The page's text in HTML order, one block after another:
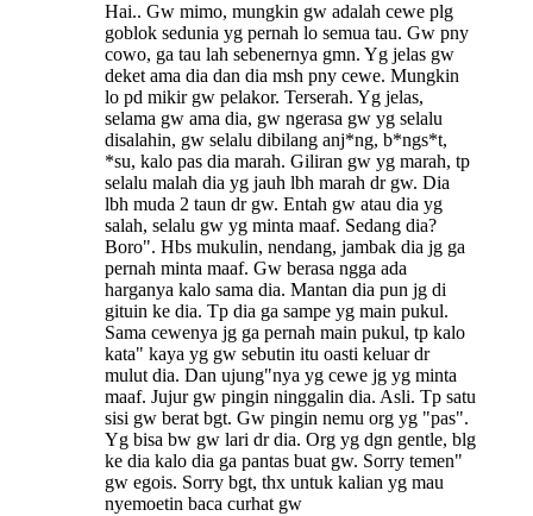
Hai.. Gw mimo, mungkin gw adalah cewe plg
goblok sedunia yg pernah lo semua tau. Gw pny
cowo, ga tau lah sebenernya gmn. Yg jelas gw
deket ama dia dan dia msh pny cewe. Mungkin
lo pd mikir gw pelakor. Terserah. Yg jelas,
selama gw ama dia, gw ngerasa gw yg selalu
disalahin, gw selalu dibilang anj*ng, b*ngs*t,
*su, kalo pas dia marah. Giliran gw yg marah, tp
selalu malah dia yg jauh lbh marah dr gw. Dia
lbh muda 2 taun dr gw. Entah gw atau dia yg
salah, selalu gw yg minta maaf. Sedang dia?
Boro". Hbs mukulin, nendang, jambak dia jg ga
pernah minta maaf. Gw berasa ngga ada
harganya kalo sama dia. Mantan dia pun jg di
gituin ke dia. Tp dia ga sampe yg main pukul.
Sama cewenya jg ga pernah main pukul, tp kalo
kata" kaya yg gw sebutin itu oasti keluar dr
mulut dia. Dan ujung"nya yg cewe jg yg minta
maaf. Jujur gw pingin ninggalin dia. Asli. Tp satu
sisi gw berat bgt. Gw pingin nemu org yg "pas".
Yg bisa bw gw lari dr dia. Org yg dgn gentle, blg
ke dia kalo dia ga pantas buat gw. Sorry temen"
gw egois. Sorry bgt, thx untuk kalian yg mau
nyemoetin baca curhat gw